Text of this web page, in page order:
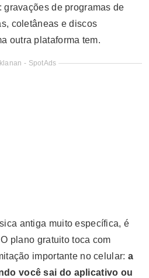
de programas de
coletâneas e discos
outra plataforma tem.
- SpotAds
antiga muito específica, é
plano gratuito toca com
importante no celular: a
você sai do aplicativo ou